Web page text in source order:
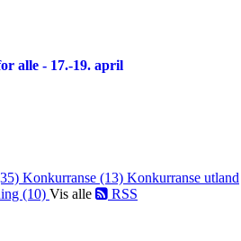
alle - 17.-19. april
Konkurranse (13) Konkurranse utland
(10) Vis alle RSS